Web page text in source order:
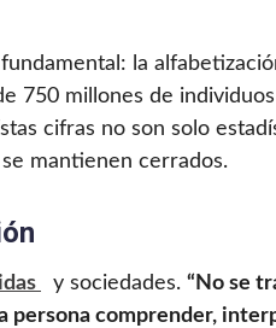
la
750 millones de
cifras no son solo
mantienen cerrados.
y sociedades. “No se
persona comprender,